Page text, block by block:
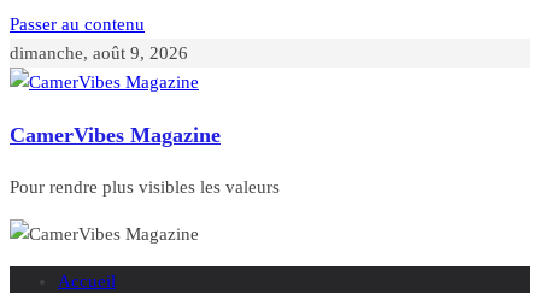
Passer au contenu
dimanche, août 9, 2026
CamerVibes Magazine
Pour rendre plus visibles les valeurs
Accueil